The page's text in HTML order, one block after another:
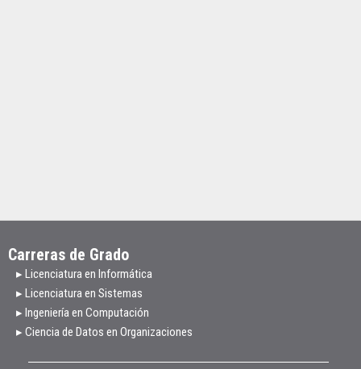
Carreras de Grado
▸ Licenciatura en Informática
▸ Licenciatura en Sistemas
▸ Ingeniería en Computación
▸ Ciencia de Datos en Organizaciones